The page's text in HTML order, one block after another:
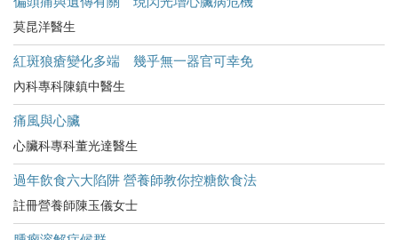
莫昆洋醫生
紅斑狼瘡變化多端 幾乎無一器官可幸免
內科專科陳鎮中醫生
痛風與心臟
心臟科專科董光達醫生
過年飲食六大陷阱 營養師教你控糖飲食法
註冊營養師陳玉儀女士